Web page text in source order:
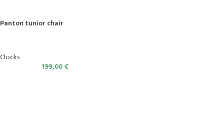
Panton tunior chair
Clocks
199,00€